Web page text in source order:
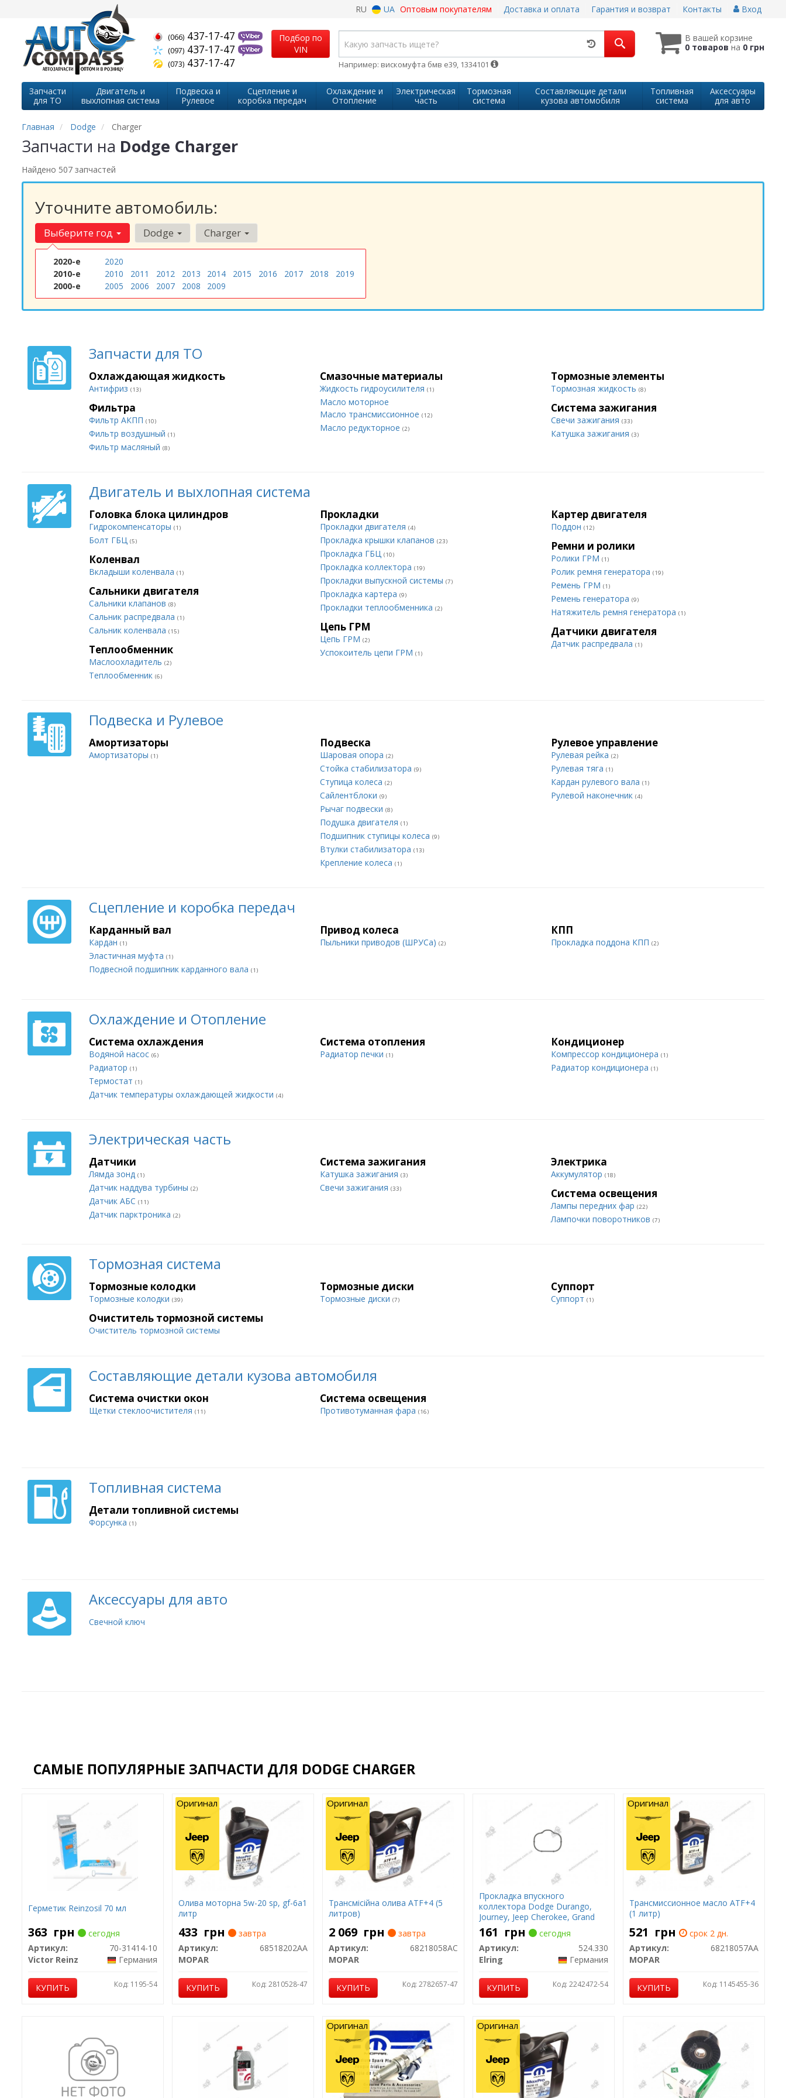
RU UA Оптовым покупателям Доставка и оплата Гарантия и возврат Контакты Вход
(066) 437-17-47
(097) 437-17-47
(073) 437-17-47
Подбор по
VIN
В вашей корзине
0 товаровна 0 грн
Например: вискомуфта бмв е39, 1334101
Запчасти
для ТО
Двигатель и
выхлопная система
Подвеска и
Рулевое
Сцепление и
коробка передач
Охлаждение и
Отопление
Электрическая
часть
Тормозная
система
Составляющие детали
кузова автомобиля
Топливная
система
Аксессуары
для авто
Главная Dodge Charger
Запчасти на Dodge Charger
Найдено 507 запчастей
Уточните автомобиль:
Выберите год
2020-е
2020
2010-е
2010 2011 2012 2013 2014 2015 2016 2017 2018
2019
2000-е
2005 2006 2007 2008 2009
Dodge Charger
Запчасти для ТО
Охлаждающая жидкость
Антифриз (13)
Смазочные материалы
Жидкость гидроусилителя (1)
Масло моторное
Масло трансмиссионное (12)
Масло редукторное (2)
Тормозные элементы
Тормозная жидкость (8)
Фильтра
Фильтр АКПП (10)
Фильтр воздушный (1)
Фильтр масляный (8)
Система зажигания
Свечи зажигания (33)
Катушка зажигания (3)
Двигатель и выхлопная система
Головка блока цилиндров
Гидрокомпенсаторы (1)
Болт ГБЦ (5)
Прокладки
Прокладки двигателя (4)
Прокладка крышки клапанов (23)
Прокладка ГБЦ (10)
Прокладка коллектора (19)
Прокладки выпускной системы (7)
Прокладка картера (9)
Прокладки теплообменника (2)
Картер двигателя
Поддон (12)
Ремни и ролики
Ролики ГРМ (1)
Ролик ремня генератора (19)
Ремень ГРМ (1)
Ремень генератора (9)
Натяжитель ремня генератора (1)
Коленвал
Вкладыши коленвала (1)
Сальники двигателя
Сальники клапанов (8)
Сальник распредвала (1)
Сальник коленвала (15) Цепь ГРМ
Цепь ГРМ (2)
Успокоитель цепи ГРМ (1)
Датчики двигателя
Датчик распредвала (1)
Теплообменник
Маслоохладитель (2)
Теплообменник (6)
Подвеска и Рулевое
Амортизаторы
Амортизаторы (1)
Подвеска
Шаровая опора (2)
Стойка стабилизатора (9)
Ступица колеса (2)
Сайлентблоки (9)
Рычаг подвески (8)
Подушка двигателя (1)
Подшипник ступицы колеса (9)
Втулки стабилизатора (13)
Крепление колеса (1)
Рулевое управление
Рулевая рейка (2)
Рулевая тяга (1)
Кардан рулевого вала (1)
Рулевой наконечник (4)
Сцепление и коробка передач
Карданный вал
Кардан (1)
Эластичная муфта (1)
Подвесной подшипник карданного вала (1)
Привод колеса
Пыльники приводов (ШРУСа) (2)
КПП
Прокладка поддона КПП (2)
Охлаждение и Отопление
Система охлаждения
Водяной насос (6)
Радиатор (1)
Термостат (1)
Датчик температуры охлаждающей жидкости (4)
Система отопления
Радиатор печки (1)
Кондиционер
Компрессор кондиционера (1)
Радиатор кондиционера (1)
Электрическая часть
Датчики
Лямда зонд (1)
Датчик наддува турбины (2)
Датчик АБС (11)
Датчик парктроника (2)
Система зажигания
Катушка зажигания (3)
Свечи зажигания (33)
Электрика
Аккумулятор (18)
Система освещения
Лампы передних фар (22)
Лампочки поворотников (7)
Тормозная система
Тормозные колодки
Тормозные колодки (39)
Тормозные диски
Тормозные диски (7)
Суппорт
Суппорт (1)
Очиститель тормозной системы
Очиститель тормозной системы
Составляющие детали кузова автомобиля
Система очистки окон
Щетки стеклоочистителя (11)
Система освещения
Противотуманная фара (16)
Топливная система
Детали топливной системы
Форсунка (1)
Аксессуары для авто
Свечной ключ
САМЫЕ ПОПУЛЯРНЫЕ ЗАПЧАСТИ ДЛЯ DODGE CHARGER
Герметик Reinzosil 70 мл
363 грн
сегодня
Артикул:
70-31414-10
Victor Reinz
Германия
КУПИТЬ Код: 1195-54
Олива моторна 5w-20 sp, gf-6a1
литр
433 грн
завтра
Артикул:
68518202AA
MOPAR
КУПИТЬ Код: 2810528-47
Оригинал
Трансмісійна олива ATF+4 (5
литров)
2 069 грн
завтра
Артикул:
68218058AC
MOPAR
КУПИТЬ Код: 2782657-47
Оригинал
Прокладка впускного
коллектора Dodge Durango,
Journey, Jeep Cherokee, Grand
Cherokee 3.0-3.6
161 грн
сегодня
Артикул:
524.330
Elring
Германия
КУПИТЬ Код: 2242472-54
Трансмиссионное масло ATF+4
(1 литр)
521 грн
срок 2 дн.
Артикул:
68218057AA
MOPAR
КУПИТЬ Код: 1145455-36
Оригинал
Оригинал Оригинал